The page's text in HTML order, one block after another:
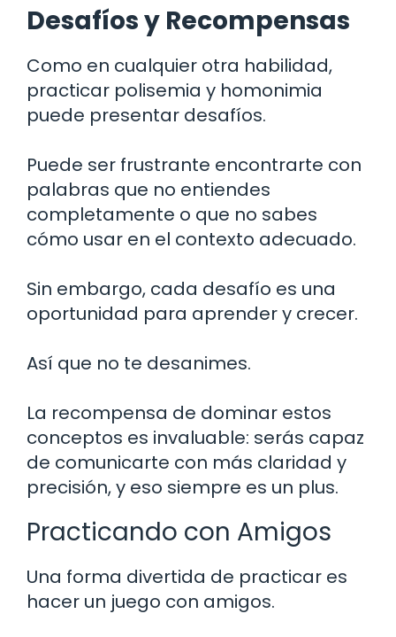
Desafíos y Recompensas
Como en cualquier otra habilidad,
practicar polisemia y homonimia
puede presentar desafíos.
Puede ser frustrante encontrarte con
palabras que no entiendes
completamente o que no sabes
cómo usar en el contexto adecuado.
Sin embargo, cada desafío es una
oportunidad para aprender y crecer.
Así que no te desanimes.
La recompensa de dominar estos
conceptos es invaluable: serás capaz
de comunicarte con más claridad y
precisión, y eso siempre es un plus.
Practicando con Amigos
Una forma divertida de practicar es
hacer un juego con amigos.